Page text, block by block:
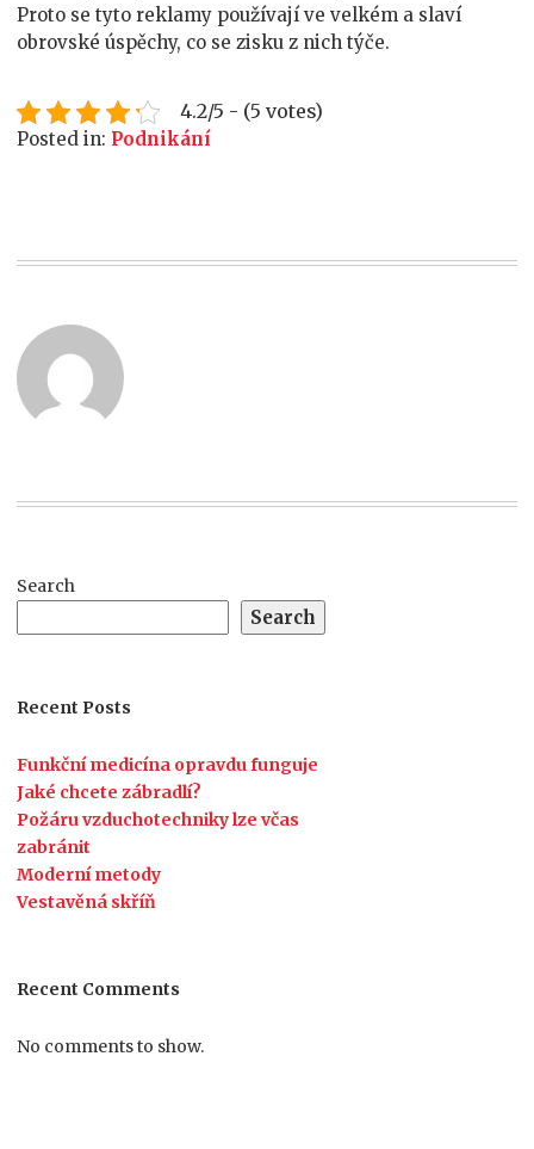
Proto se tyto reklamy používají ve velkém a slaví
obrovské úspěchy, co se zisku z nich týče.
4.2/5 - (5 votes)
Posted in: Podnikání
Search
Search
Recent Posts
Funkční medicína opravdu funguje
Jaké chcete zábradlí?
Požáru vzduchotechniky lze včas
zabránit
Moderní metody
Vestavěná skříň
Recent Comments
No comments to show.